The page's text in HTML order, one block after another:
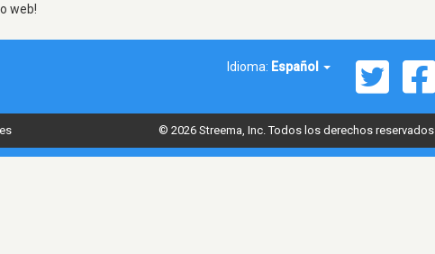
web!
Idioma: Español
© 2026 Streema, Inc. Todos los derechos reservados